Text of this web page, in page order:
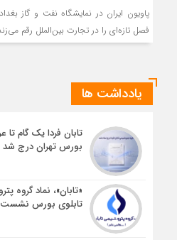
پاویون ایران در نمایشگاه نفت و گاز
فصل تازه‌ای را در تجارت بین‌الملل رقم
یادداشت ها
تابان فردا یک گام تا
بورس تهران درج شد
«تابان»، نماد گروه
تابلوی بورس نشست